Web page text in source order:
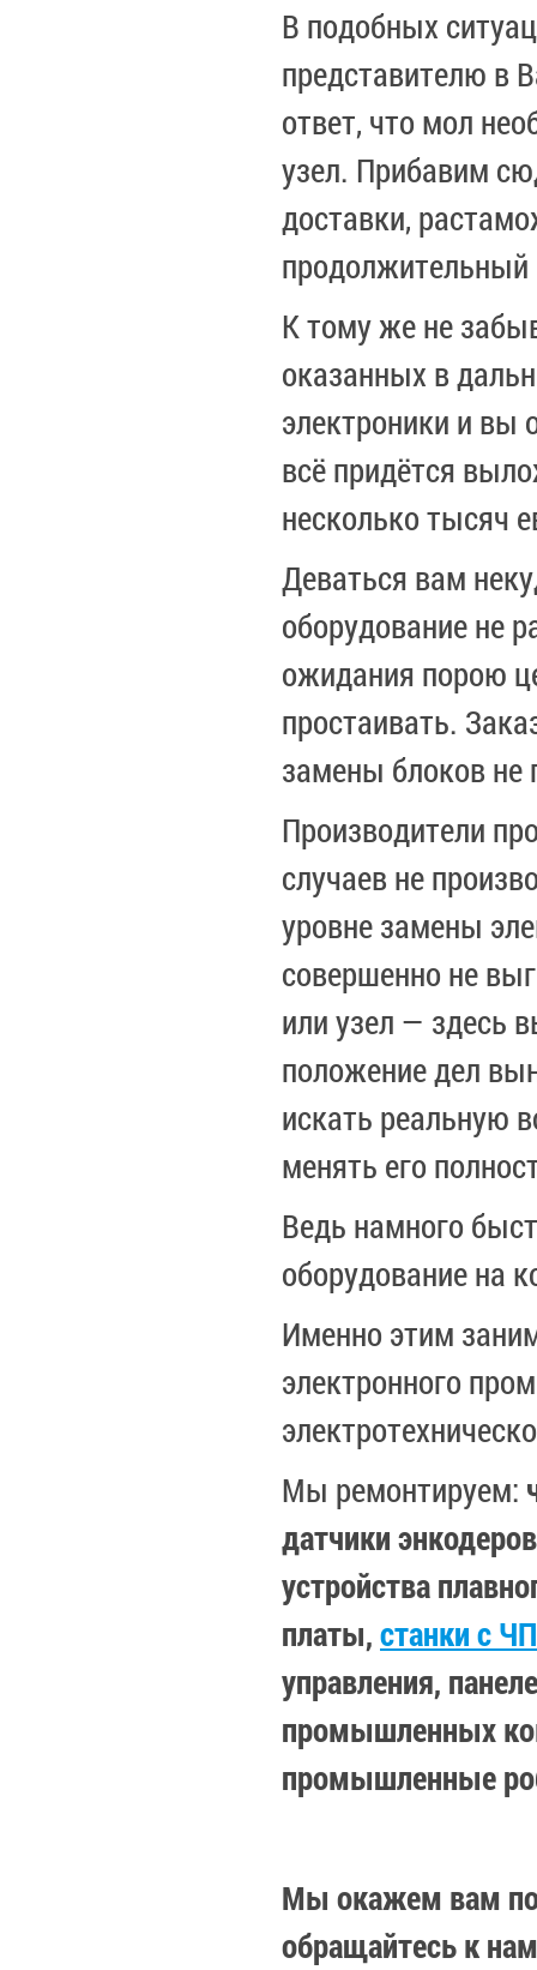
В подобных
представителю в
ответ, что мол
узел. Прибавим
доставки,
К тому же не
оказанных в
электроники и вы
всё придётся
несколько тысяч
Деваться вам
оборудование не
ожидания порою
простаивать.
замены блоков не
Производители
случаев не
уровне замены
совершенно не
или узел — здесь
положение дел
искать реальную
менять его
Ведь намного
оборудование на
Именно этим
электронного
Мы ремонтируем:
датчики
устройства
платы, станки с
управления,
промышленных
промышленные
Мы окажем вам
обращайтесь к